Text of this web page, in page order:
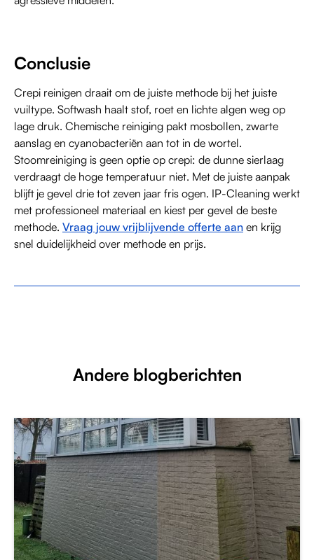
Conclusie
Crepi reinigen draait om de juiste methode bij het juiste
vuiltype. Softwash haalt stof, roet en lichte algen weg op
lage druk. Chemische reiniging pakt mosbollen, zwarte
aanslag en cyanobacteriën aan tot in de wortel.
Stoomreiniging is geen optie op crepi: de dunne sierlaag
verdraagt de hoge temperatuur niet. Met de juiste aanpak
blijft je gevel drie tot zeven jaar fris ogen. IP-Cleaning werkt
met professioneel materiaal en kiest per gevel de beste
methode. Vraag jouw vrijblijvende offerte aan en krijg
snel duidelijkheid over methode en prijs.
Andere blogberichten